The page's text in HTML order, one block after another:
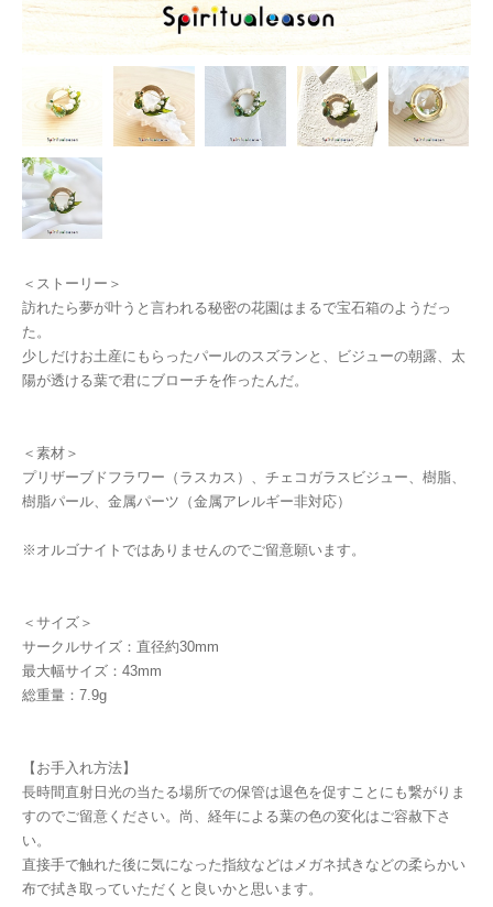
＜ストーリー＞
訪れたら夢が叶うと言われる秘密の花園はまるで宝石箱のようだっ
た。
少しだけお土産にもらったパールのスズランと、ビジューの朝露、太
陽が透ける葉で君にブローチを作ったんだ。
＜素材＞
プリザーブドフラワー（ラスカス）、チェコガラスビジュー、樹脂、
樹脂パール、金属パーツ（金属アレルギー非対応）
※オルゴナイトではありませんのでご留意願います。
＜サイズ＞
サークルサイズ：直径約30mm
最大幅サイズ：43mm
総重量：7.9g
【お手入れ方法】
長時間直射日光の当たる場所での保管は退色を促すことにも繋がりま
すのでご留意ください。尚、経年による葉の色の変化はご容赦下さ
い。
直接手で触れた後に気になった指紋などはメガネ拭きなどの柔らかい
布で拭き取っていただくと良いかと思います。